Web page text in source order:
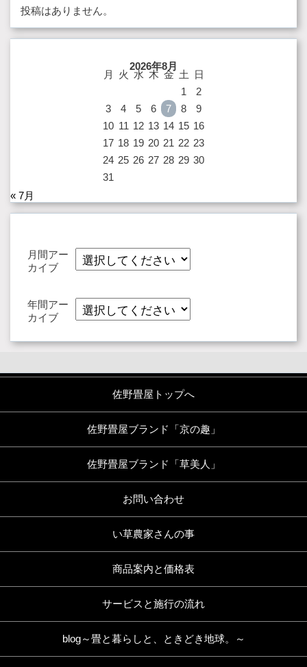
投稿はありません。
2026年8月
月 火 水 木 金 土
日
1
2
3
4 5 6 7 8
9
10 11 12 13 14 15 16
17 18 19 20 21 22 23
24 25 26 27 28 29 30
31
« 7月
月間アー
カイブ
年間アー
カイブ
佐野畳屋トップへ
佐野畳屋ブランド「京の趣」
佐野畳屋ブランド「草美人」
お問い合わせ
い草農家さんの事
商品案内と価格表
サービスと施行の流れ
blog～畳と暮らしと、ときどき地球。～